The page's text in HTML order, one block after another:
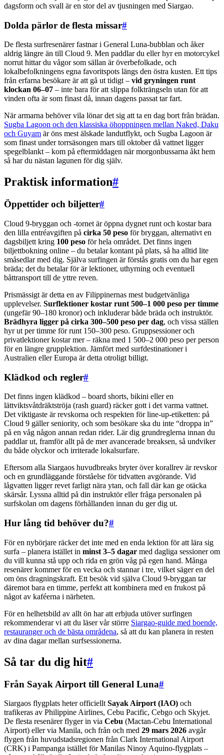
dagsform och svall är en stor del av tjusningen med Siargao.
Dolda pärlor de flesta missar#
De flesta surfresenärer fastnar i General Luna-bubblan och åker
aldrig längre än till Cloud 9. Men paddlar du eller hyr en motorcykel
norrut hittar du vågor som sällan är överbefolkade, och
lokalbefolkningens egna favoritspots längs den östra kusten. Ett tips
från erfarna besökare är att gå ut tidigt – vid gryningen runt
klockan 06–07 – inte bara för att slippa folkträngseln utan för att
vinden ofta är som finast då, innan dagens passat tar fart.
När armarna behöver vila lönar det sig att ta en dag bort från brädan.
Sugba Lagoon och den klassiska öhoppningen mellan Naked, Daku
och Guyam är öns mest älskade landutflykt, och Sugba Lagoon är
som finast under torrsäsongen mars till oktober då vattnet ligger
spegelblankt – kom på eftermiddagen när morgonbussarna åkt hem
så har du nästan lagunen för dig själv.
Praktisk information#
Öppettider och biljetter#
Cloud 9-bryggan och -tornet är öppna dygnet runt och kostar bara
den lilla entréavgiften på cirka 50 peso för bryggan, alternativt en
dagsbiljett kring 100 peso för hela området. Det finns ingen
biljettbokning online – du betalar kontant på plats, så ha alltid lite
småsedlar med dig. Själva surfingen är förstås gratis om du har egen
bräda; det du betalar för är lektioner, uthyrning och eventuell
båttransport till de yttre reven.
Prismässigt är detta en av Filippinernas mest budgetvänliga
upplevelser. Surflektioner kostar runt 500–1 000 peso per timme
(ungefär 90–180 kronor) och inkluderar både bräda och instruktör.
Brädhyra ligger på cirka 300–500 peso per dag, och vissa ställen
hyr ut per timme för runt 150–300 peso. Gruppsessioner och
privatlektioner kostar mer – räkna med 1 500–2 000 peso per person
för en längre grupplektion. Jämfört med surfdestinationer i
Australien eller Europa är detta otroligt billigt.
Klädkod och regler#
Det finns ingen klädkod – board shorts, bikini eller en
lättviktsvåtdräktströja (rash guard) räcker gott i det varma vattnet.
Det viktigaste är revskorna och respekten för line-up-etiketten: på
Cloud 9 gäller seniority, och som besökare ska du inte “droppa in”
på en våg någon annan redan rider. Lär dig grundreglerna innan du
paddlar ut, framför allt på de mer avancerade breaksen, så undviker
du både olyckor och irriterade lokalsurfare.
Eftersom alla Siargaos huvudbreaks bryter över korallrev är revskor
och en grundläggande förståelse för tidvatten avgörande. Vid
lågvatten ligger revet farligt nära ytan, och fall där kan ge otäcka
skärsår. Lyssna alltid på din instruktör eller fråga personalen på
surfskolan om dagens förhållanden innan du ger dig ut.
Hur lång tid behöver du?#
För en nybörjare räcker det inte med en enda lektion för att lära sig
surfa – planera istället in minst 3–5 dagar med dagliga sessioner om
du vill kunna stå upp och rida en grön våg på egen hand. Många
resenärer kommer för en vecka och stannar i tre, vilket säger en del
om öns dragningskraft. Ett besök vid själva Cloud 9-bryggan tar
däremot bara en timme, perfekt att kombinera med en frukost på
något av kaféerna i närheten.
För en helhetsbild av allt ön har att erbjuda utöver surfingen
rekommenderar vi att du läser vår större Siargao-guide med boende,
restauranger och de bästa områdena, så att du kan planera in resten
av dina dagar mellan surfsessionerna.
Så tar du dig hit#
Från Sayak Airport till General Luna#
Siargaos flygplats heter officielltSayak Airport (IAO) och
trafikeras av Philippine Airlines, Cebu Pacific, Cebgo och Skyjet.
De flesta resenärer flyger in via Cebu (Mactan-Cebu International
Airport) eller via Manila, och från och med 29 mars 2026 avgår
flygen från huvudstadsregionen från Clark International Airport
(CRK) i Pampanga istället för Manilas Ninoy Aquino-flygplats –